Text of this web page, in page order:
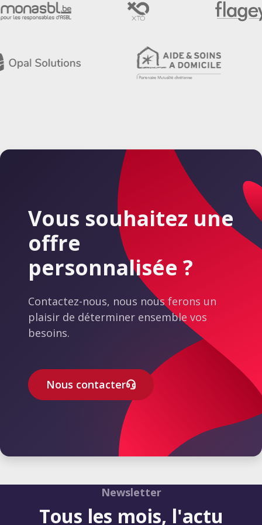
recommander.
Vous souhaitez une
offre
personnalisée ?
Contactez-nous, nous nous ferons un
plaisir de déterminer ensemble vos
besoins.
Nous contacter
Newsletter
Tous les mois, l'actu